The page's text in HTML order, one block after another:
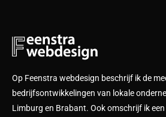
Op Feenstra webdesign beschrijf ik de
bedrijfsontwikkelingen van lokale
Limburg en Brabant. Ook omschrijf ik